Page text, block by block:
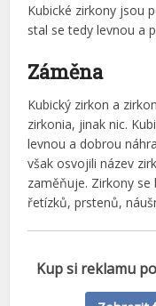
Kubické zirkony jsou
stal se tedy levnou a
Záměna
Kubický zirkon a
zirkonia, jinak nic.
levnou a dobrou
však osvojili název
zaměňuje. Zirkony se
řetízků, prstenů,
Kup si reklamu